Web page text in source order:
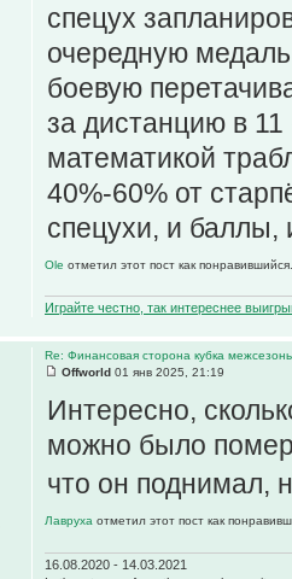
спецух
очередную
боевую
за дистанцию в
математикой
40%-60% от
спецухи, и баллы,
Ole отметил этот пост как понравившийся.
Играйте честно, так интереснее
Re: Финансовая сторона кубка
Offworld 01 янв 2025, 21:19
Интересно,
можно было
что он поднимал,
Лавруха отметил этот пост как
16.08.2020 - 14.03.2021